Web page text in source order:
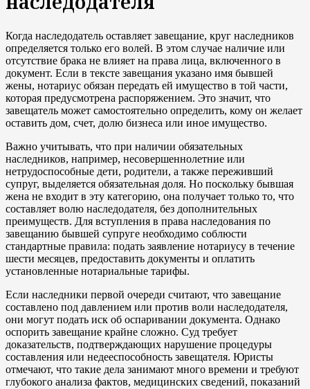
Когда наследодатель оставляет завещание, круг наследников
определяется только его волей. В этом случае наличие или
отсутствие брака не влияет на права лица, включенного в
документ. Если в тексте завещания указано имя бывшей
жены, нотариус обязан передать ей имущество в той части,
которая предусмотрена распоряжением. Это значит, что
завещатель может самостоятельно определить, кому он желает
оставить дом, счет, долю бизнеса или иное имущество.
Важно учитывать, что при наличии обязательных
наследников, например, несовершеннолетние или
нетрудоспособные дети, родители, а также переживший
супруг, выделяется обязательная доля. Но поскольку бывшая
жена не входит в эту категорию, она получает только то, что
составляет волю наследодателя, без дополнительных
преимуществ. Для вступления в права наследования по
завещанию бывшей супруге необходимо соблюсти
стандартные правила: подать заявление нотариусу в течение
шести месяцев, предоставить документы и оплатить
установленные нотариальные тарифы.
Если наследники первой очереди считают, что завещание
составлено под давлением или против воли наследодателя,
они могут подать иск об оспаривании документа. Однако
оспорить завещание крайне сложно. Суд требует
доказательств, подтверждающих нарушение процедуры
составления или недееспособность завещателя. Юристы
отмечают, что такие дела занимают много времени и требуют
глубокого анализа фактов, медицинских сведений, показаний